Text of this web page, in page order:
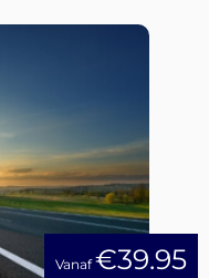
Vanaf€39.95